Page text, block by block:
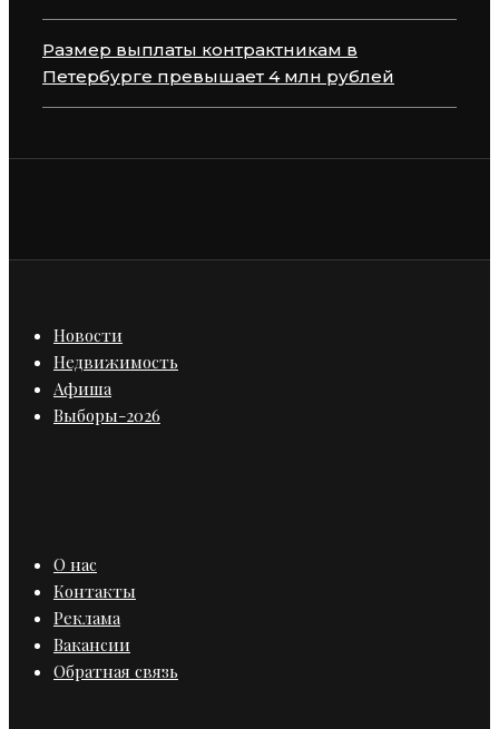
Размер выплаты контрактникам в
Петербурге превышает 4 млн рублей
Новости
Недвижимость
Афиша
Выборы-2026
О нас
Контакты
Реклама
Вакансии
Обратная связь